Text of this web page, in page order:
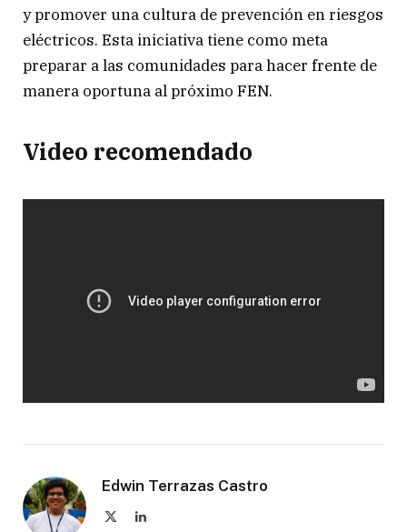
y promover una cultura de prevención en riesgos
eléctricos. Esta iniciativa tiene como meta
preparar a las comunidades para hacer frente de
manera oportuna al próximo FEN.
Video recomendado
Edwin Terrazas Castro
LinkedIn